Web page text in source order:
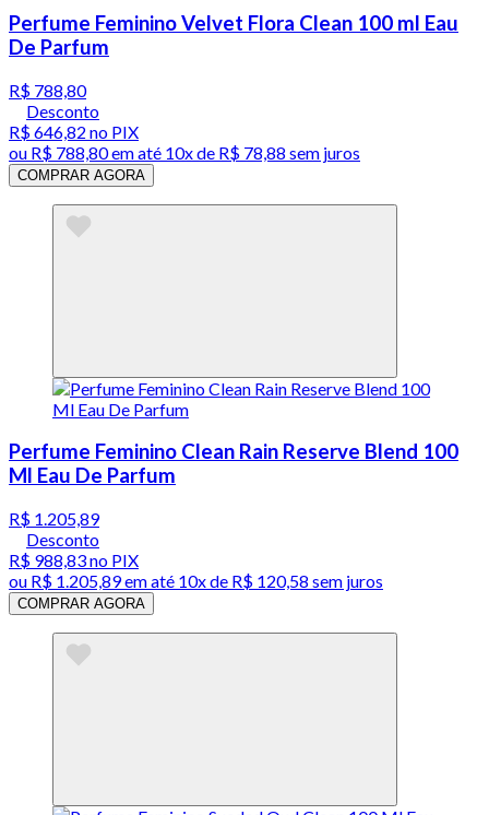
Perfume Feminino Velvet Flora Clean 100 ml Eau
De Parfum
R$ 788,80
Desconto
R$ 646,82 no PIX
ou R$ 788,80em até 10x de R$ 78,88 sem juros
COMPRAR AGORA
Perfume Feminino Clean Rain Reserve Blend 100
Ml Eau De Parfum
R$ 1.205,89
Desconto
R$ 988,83no PIX
ou R$ 1.205,89em até 10x de R$ 120,58 sem juros
COMPRAR AGORA